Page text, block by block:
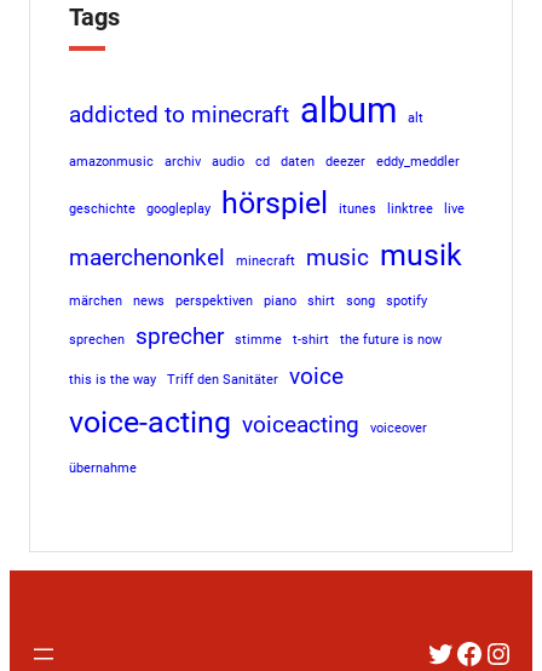
Tags
addicted to minecraft album alt
amazonmusic archiv audio cd daten deezer eddy_meddler
geschichte googleplay hörspiel itunes linktree live
maerchenonkel minecraft music musik
märchen news perspektiven piano shirt song spotify
sprechen sprecher stimme t-shirt the future is now
this is the way Triff den Sanitäter voice
voice-acting voiceacting voiceover
übernahme
Twitter